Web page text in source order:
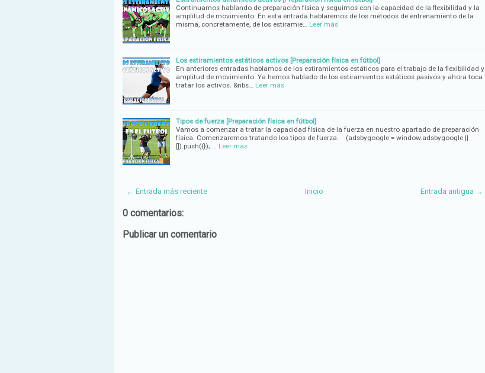
Continuamos hablando de preparación física y seguimos con la capacidad de la flexibilidad y la
amplitud de movimiento. En esta entrada hablaremos de los métodos de entrenamiento de la
misma, concretamente, de los estiramie…
Leer más
Los estiramientos estáticos activos [Preparación física en fútbol]
En anteriores entradas hablamos de los estiramientos estáticos para el trabajo de la flexibilidad y
amplitud de movimiento. Ya hemos hablado de los estiramientos estáticos pasivos y ahora toca
tratar los activos. &nbs…
Leer más
Tipos de fuerza [Preparación física en fútbol]
Vamos a comenzar a tratar la capacidad física de la fuerza en nuestro apartado de preparación
física. Comenzaremos tratando los tipos de fuerza. (adsbygoogle = window.adsbygoogle ||
[]).push({}); …
Leer más
← Entrada más reciente Entrada antigua →
Inicio
0 comentarios:
Publicar un comentario